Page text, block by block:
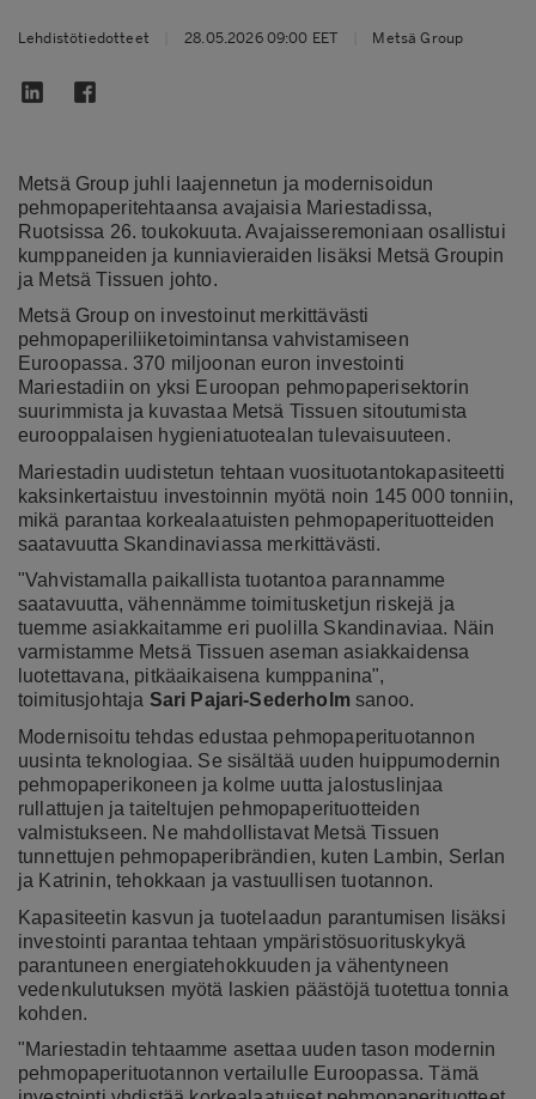
Lehdistötiedotteet 28.05.2026 09:00 EET Metsä Group
Metsä Group juhli laajennetun ja modernisoidun
pehmopaperitehtaansa avajaisia Mariestadissa,
Ruotsissa 26. toukokuuta. Avajaisseremoniaan osallistui
kumppaneiden ja kunniavieraiden lisäksi Metsä Groupin
ja Metsä Tissuen johto.
Metsä Group on investoinut merkittävästi
pehmopaperiliiketoimintansa vahvistamiseen
Euroopassa. 370 miljoonan euron investointi
Mariestadiin on yksi Euroopan pehmopaperisektorin
suurimmista ja kuvastaa Metsä Tissuen sitoutumista
eurooppalaisen hygieniatuotealan tulevaisuuteen.
Mariestadin uudistetun tehtaan vuosituotantokapasiteetti
kaksinkertaistuu investoinnin myötä noin 145 000 tonniin,
mikä parantaa korkealaatuisten pehmopaperituotteiden
saatavuutta Skandinaviassa merkittävästi.
"Vahvistamalla paikallista tuotantoa parannamme
saatavuutta, vähennämme toimitusketjun riskejä ja
tuemme asiakkaitamme eri puolilla Skandinaviaa. Näin
varmistamme Metsä Tissuen aseman asiakkaidensa
luotettavana, pitkäaikaisena kumppanina",
toimitusjohtaja Sari Pajari-Sederholmsanoo.
Modernisoitu tehdas edustaa pehmopaperituotannon
uusinta teknologiaa. Se sisältää uuden huippumodernin
pehmopaperikoneen ja kolme uutta jalostuslinjaa
rullattujen ja taiteltujen pehmopaperituotteiden
valmistukseen. Ne mahdollistavat Metsä Tissuen
tunnettujen pehmopaperibrändien, kuten Lambin, Serlan
ja Katrinin, tehokkaan ja vastuullisen tuotannon.
Kapasiteetin kasvun ja tuotelaadun parantumisen lisäksi
investointi parantaa tehtaan ympäristösuorituskykyä
parantuneen energiatehokkuuden ja vähentyneen
vedenkulutuksen myötä laskien päästöjä tuotettua tonnia
kohden.
"Mariestadin tehtaamme asettaa uuden tason modernin
pehmopaperituotannon vertailulle Euroopassa. Tämä